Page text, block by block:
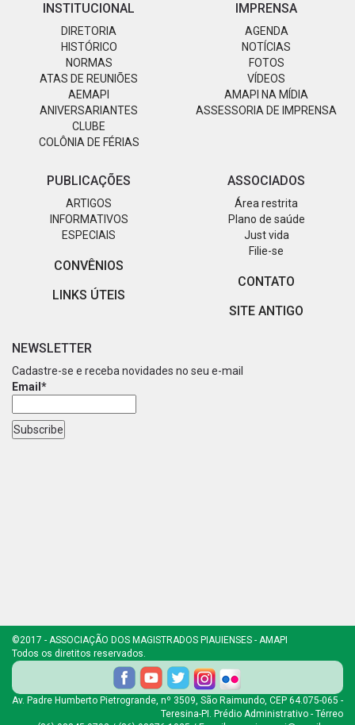
INSTITUCIONAL
DIRETORIA
HISTÓRICO
NORMAS
ATAS DE REUNIÕES
AEMAPI
ANIVERSARIANTES
CLUBE
COLÔNIA DE FÉRIAS
IMPRENSA
AGENDA
NOTÍCIAS
FOTOS
VÍDEOS
AMAPI NA MÍDIA
ASSESSORIA DE IMPRENSA
PUBLICAÇÕES
ARTIGOS
INFORMATIVOS
ESPECIAIS
CONVÊNIOS
LINKS ÚTEIS
ASSOCIADOS
Área restrita
Plano de saúde
Just vida
Filie-se
CONTATO
SITE ANTIGO
NEWSLETTER
Cadastre-se e receba novidades no seu e-mail
Email*
©2017 - ASSOCIAÇÃO DOS MAGISTRADOS PIAUIENSES - AMAPI
Todos os diretitos reservados.
Av. Padre Humberto Pietrogrande, nº 3509, São Raimundo, CEP 64.075-065 -
Teresina-PI. Prédio Administrativo - Térreo